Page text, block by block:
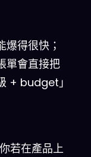
得很快；
單會直接把
+ budget」
若在產品上